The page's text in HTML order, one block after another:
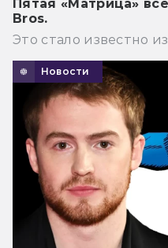
Пятая «Матрица»
Bros.
Это стало известно
Новости